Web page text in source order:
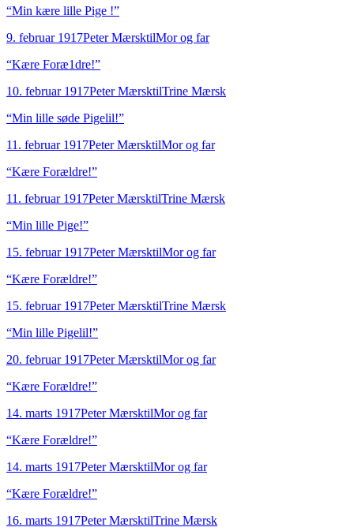
“Min kære lille Pige !”
9. februar 1917Peter MærsktilMor og far
“Kære Foræ1dre!”
10. februar 1917Peter MærsktilTrine Mærsk
“Min lille søde Pigelil!”
11. februar 1917Peter MærsktilMor og far
“Kære Forældre!”
11. februar 1917Peter MærsktilTrine Mærsk
“Min lille Pige!”
15. februar 1917Peter MærsktilMor og far
“Kære Forældre!”
15. februar 1917Peter MærsktilTrine Mærsk
“Min lille Pigelil!”
20. februar 1917Peter MærsktilMor og far
“Kære Forældre!”
14. marts 1917Peter MærsktilMor og far
“Kære Forældre!”
14. marts 1917Peter MærsktilMor og far
“Kære Forældre!”
16. marts 1917Peter MærsktilTrine Mærsk